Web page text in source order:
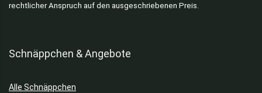
rechtlicher Anspruch auf den ausgeschriebenen Preis.
Schnäppchen & Angebote
Alle Schnäppchen